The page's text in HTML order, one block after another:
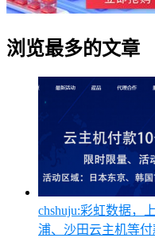
浏览最多的文章
chshuju:彩虹数据，
浦、沙田云主机等